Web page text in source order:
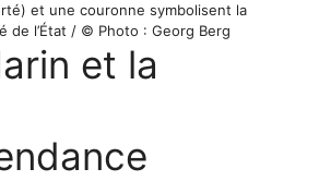
et une couronne symbolisent la
de l’État / © Photo : Georg Berg
et la